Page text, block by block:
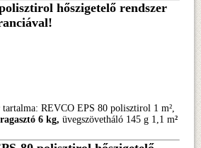
hőszigetelő rendszer
tartalma: REVCO EPS 80 polisztirol 1 m²,
6 kg, üvegszövetháló 145 g 1,1 m²